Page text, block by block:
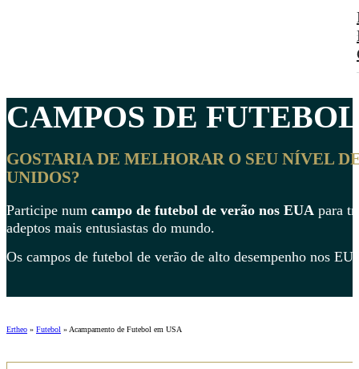
CAMPOS DE FUTEBOL
GOSTARIA DE MELHORAR O SEU NÍVEL
UNIDOS?
Participe num campo de futebol de verão nos EUA para
adeptos mais entusiastas do mundo.
Os campos de futebol de verão de alto desempenho nos
Ertheo » Futebol » Acampamento de Futebol em USA